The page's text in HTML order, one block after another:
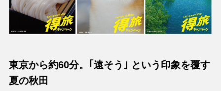
東京から約60分。｢遠そう｣ という印象を覆す
夏の秋田